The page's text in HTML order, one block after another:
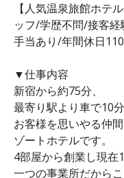
【人気温泉旅館ホテ
ッフ/学歴不問/接客
手当あり/年間休日
▼仕事内容
新宿から約75分、
最寄り駅より車で10
お客様を思いやる仲
ゾートホテルです。
4部屋から創業し現在
一つの事業所だから